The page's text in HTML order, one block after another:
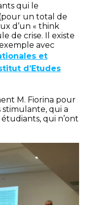
qui le
un total de
d’un « think
de crise. Il existe
avec
et
d’Etudes
M. Fiorina pour
qui a
qui n’ont